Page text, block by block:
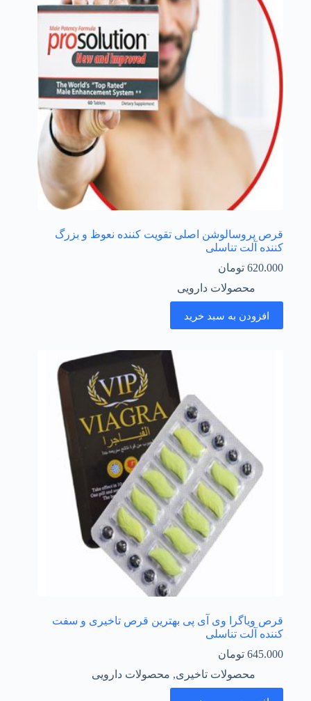
قرص پروسالوشن اصلی تقویت کننده نعوظ و بزرگ
کننده آلت تناسلی
620.000 تومان
محصولات دارویی
افزودن به سبد خرید
قرص ویاگرا وی آی پی بهترین قرص تاخیری و سفت
کننده آلت تناسلی
645.000 تومان
محصولات تاخیری, محصولات دارویی